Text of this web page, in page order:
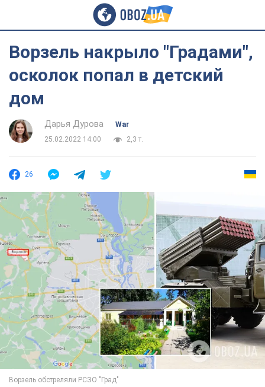
Ворзель накрыло "Градами",
осколок попал в детский
дом
Дарья Дурова
War
25.02.2022 14:00
2,3 т.
26